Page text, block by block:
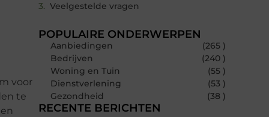
voor
te
Veelgestelde vragen
POPULAIRE ONDERWERPEN
Aanbiedingen
(265 )
Bedrijven
(240 )
Woning en Tuin
(55 )
Dienstverlening
(53 )
Gezondheid
(38 )
RECENTE BERICHTEN